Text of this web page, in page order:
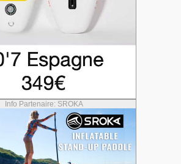
Info Partenaire: SROKA